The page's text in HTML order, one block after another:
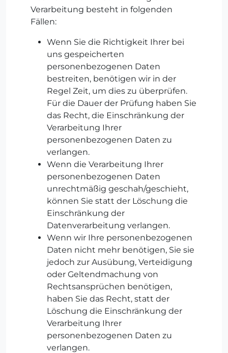
Verarbeitung besteht in folgenden
Fällen:
Wenn Sie die Richtigkeit Ihrer bei
uns gespeicherten
personenbezogenen Daten
bestreiten, benötigen wir in der
Regel Zeit, um dies zu überprüfen.
Für die Dauer der Prüfung haben Sie
das Recht, die Einschränkung der
Verarbeitung Ihrer
personenbezogenen Daten zu
verlangen.
Wenn die Verarbeitung Ihrer
personenbezogenen Daten
unrechtmäßig geschah/geschieht,
können Sie statt der Löschung die
Einschränkung der
Datenverarbeitung verlangen.
Wenn wir Ihre personenbezogenen
Daten nicht mehr benötigen, Sie sie
jedoch zur Ausübung, Verteidigung
oder Geltendmachung von
Rechtsansprüchen benötigen,
haben Sie das Recht, statt der
Löschung die Einschränkung der
Verarbeitung Ihrer
personenbezogenen Daten zu
verlangen.